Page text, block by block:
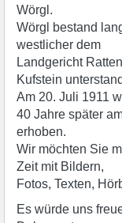
Wörgl.
Wörgl bestand
westlicher dem
Landgericht
Kufstein
Am 20. Juli 1911
40 Jahre später
erhoben.
Wir möchten Sie
Zeit mit Bildern,
Fotos, Texten,
Es würde uns